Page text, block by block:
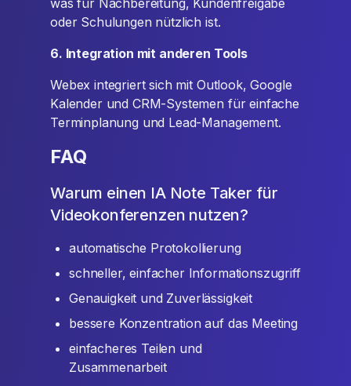
was für Nachbereitung, Kundenfreigabe
oder Schulungen nützlich ist.
6. Integration mit anderen Tools
Webex integriert sich mit Outlook, Google
Kalender und CRM-Systemen für einfache
Terminplanung und Lead-Management.
FAQ
Warum einen IA Note Taker für
Videokonferenzen nutzen?
automatische Protokollierung
schneller, einfacher Informationszugriff
Genauigkeit und Zuverlässigkeit
bessere Konzentration auf das Meeting
einfacheres Teilen und
Zusammenarbeit